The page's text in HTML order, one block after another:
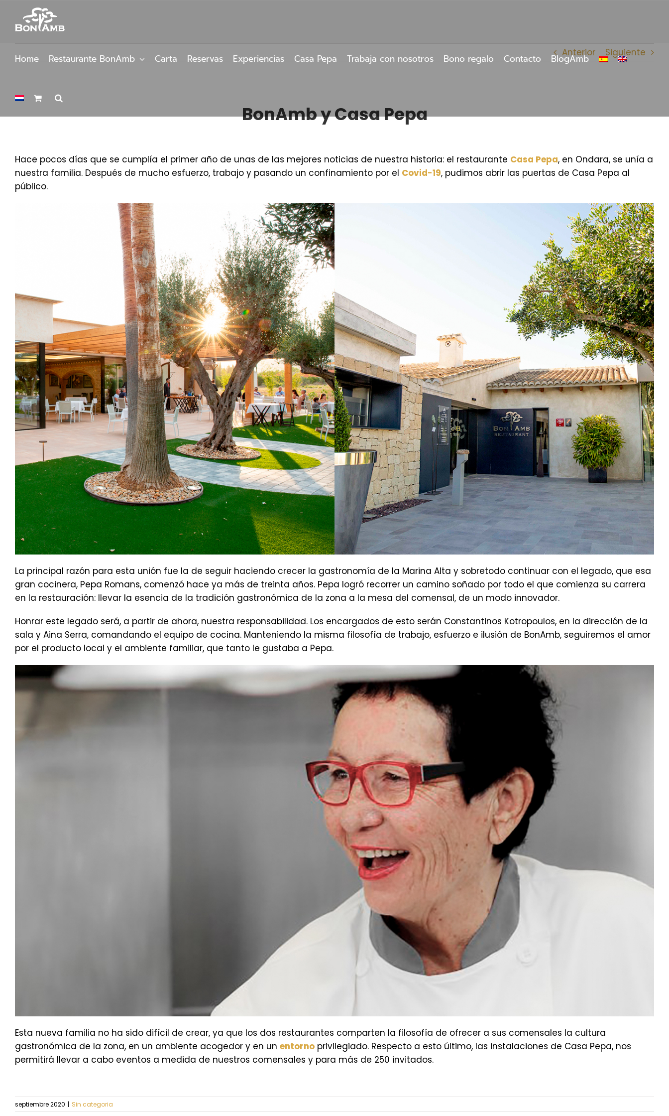
contenido
Home Restaurante BonAmb Carta Reservas Experiencias Casa Pepa Trabaja con nosotros Bono regalo Contacto BlogAmb
Anterior Siguiente
BonAmb y Casa Pepa
Hace pocos días que se cumplía el primer año de unas de las mejores noticias de nuestra historia: el restaurante Casa Pepa, en Ondara, se unía a
nuestra familia. Después de mucho esfuerzo, trabajo y pasando un confinamiento por el Covid-19, pudimos abrir las puertas de Casa Pepa al
público.
La principal razón para esta unión fue la de seguir haciendo crecer la gastronomía de la Marina Alta y sobretodo continuar con el legado, que esa
gran cocinera, Pepa Romans, comenzó hace ya más de treinta años. Pepa logró recorrer un camino soñado por todo el que comienza su carrera
en la restauración: llevar la esencia de la tradición gastronómica de la zona a la mesa del comensal, de un modo innovador.
Honrar este legado será, a partir de ahora, nuestra responsabilidad. Los encargados de esto serán Constantinos Kotropoulos, en la dirección de la
sala y Aina Serra, comandando el equipo de cocina. Manteniendo la misma filosofía de trabajo, esfuerzo e ilusión de BonAmb, seguiremos el amor
por el producto local y el ambiente familiar, que tanto le gustaba a Pepa.
Esta nueva familia no ha sido difícil de crear, ya que los dos restaurantes comparten la filosofía de ofrecer a sus comensales la cultura
gastronómica de la zona, en un ambiente acogedor y en un entorno privilegiado. Respecto a esto último, las instalaciones de Casa Pepa, nos
permitirá llevar a cabo eventos a medida de nuestros comensales y para más de 250 invitados.
septiembre 2020 | Sin categoria